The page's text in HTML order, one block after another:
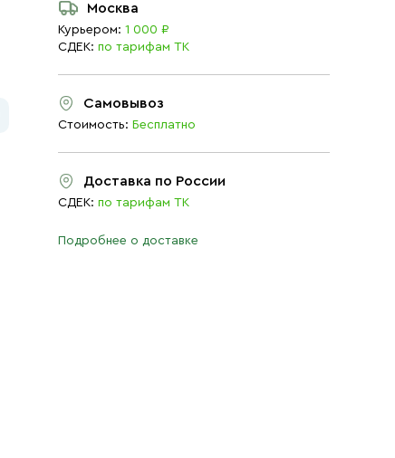
Москва
Курьером: 1 000 ₽
СДЕК: по тарифам ТК
Самовывоз
Стоимость: Бесплатно
Доставка по России
СДЕК: по тарифам ТК
Подробнее о доставке